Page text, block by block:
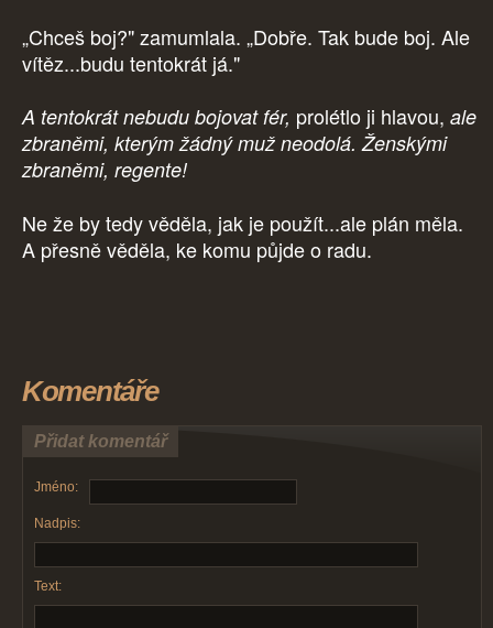
„Chceš boj?" zamumlala. „Dobře. Tak bude boj. Ale
vítěz...budu tentokrát já."
A tentokrát nebudu bojovat fér, prolétlo ji hlavou, ale
zbraněmi, kterým žádný muž neodolá. Ženskými
zbraněmi, regente!
Ne že by tedy věděla, jak je použít...ale plán měla.
A přesně věděla, ke komu půjde o radu.
Komentáře
Přidat komentář
Jméno:
Nadpis:
Text: